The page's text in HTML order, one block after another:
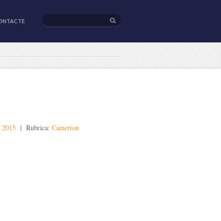
| Rubrica: Camerton